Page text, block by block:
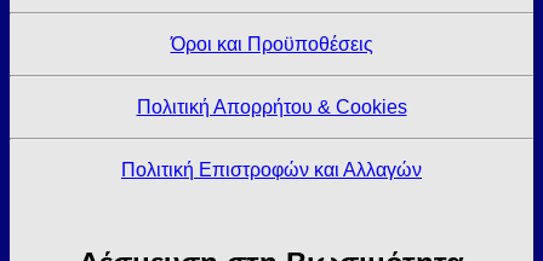
Όροι και Προϋποθέσεις
Πολιτική Απορρήτου & Cookies
Πολιτική Επιστροφών και Αλλαγών